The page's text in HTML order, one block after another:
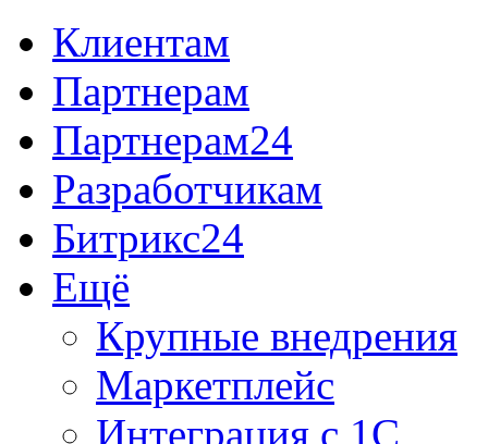
Клиентам
Партнерам
Партнерам24
Разработчикам
Битрикс24
Ещё
Крупные внедрения
Маркетплейс
Интеграция с 1С